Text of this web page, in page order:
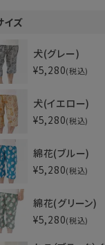
イズ
犬(グレー)
¥5,280 税込
犬(イエロー)
¥5,280 税込
綿花(ブルー)
¥5,280 税込
綿花(グリーン)
¥5,280 税込